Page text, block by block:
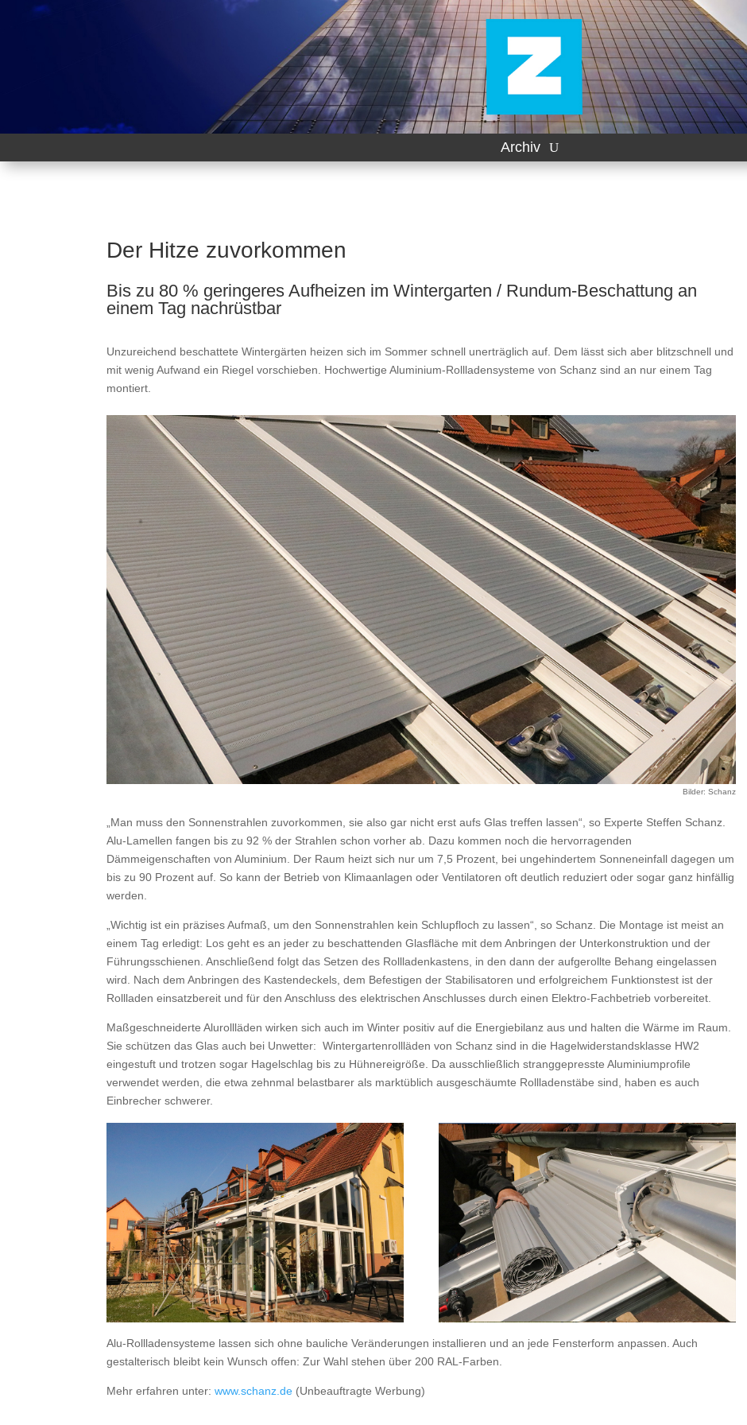
Archiv
Der Hitze zuvorkommen
Bis zu 80 % geringeres Aufheizen im Wintergarten / Rundum-Beschattung an
einem Tag nachrüstbar
Unzureichend beschattete Wintergärten heizen sich im Sommer schnell unerträglich auf. Dem lässt sich aber blitzschnell und
mit wenig Aufwand ein Riegel vorschieben. Hochwertige Aluminium-Rollladensysteme von Schanz sind an nur einem Tag
montiert.
Bilder: Schanz
„Man muss den Sonnenstrahlen zuvorkommen, sie also gar nicht erst aufs Glas treffen lassen“, so Experte Steffen Schanz.
Alu-Lamellen fangen bis zu 92 % der Strahlen schon vorher ab. Dazu kommen noch die hervorragenden
Dämmeigenschaften von Aluminium. Der Raum heizt sich nur um 7,5 Prozent, bei ungehindertem Sonneneinfall dagegen um
bis zu 90 Prozent auf. So kann der Betrieb von Klimaanlagen oder Ventilatoren oft deutlich reduziert oder sogar ganz hinfällig
werden.
„Wichtig ist ein präzises Aufmaß, um den Sonnenstrahlen kein Schlupfloch zu lassen“, so Schanz. Die Montage ist meist an
einem Tag erledigt: Los geht es an jeder zu beschattenden Glasfläche mit dem Anbringen der Unterkonstruktion und der
Führungsschienen. Anschließend folgt das Setzen des Rollladenkastens, in den dann der aufgerollte Behang eingelassen
wird. Nach dem Anbringen des Kastendeckels, dem Befestigen der Stabilisatoren und erfolgreichem Funktionstest ist der
Rollladen einsatzbereit und für den Anschluss des elektrischen Anschlusses durch einen Elektro-Fachbetrieb vorbereitet.
Maßgeschneiderte Alurollläden wirken sich auch im Winter positiv auf die Energiebilanz aus und halten die Wärme im Raum.
Sie schützen das Glas auch bei Unwetter: Wintergartenrollläden von Schanz sind in die Hagelwiderstandsklasse HW2
eingestuft und trotzen sogar Hagelschlag bis zu Hühnereigröße. Da ausschließlich stranggepresste Aluminiumprofile
verwendet werden, die etwa zehnmal belastbarer als marktüblich ausgeschäumte Rollladenstäbe sind, haben es auch
Einbrecher schwerer.
Alu-Rollladensysteme lassen sich ohne bauliche Veränderungen installieren und an jede Fensterform anpassen. Auch
gestalterisch bleibt kein Wunsch offen: Zur Wahl stehen über 200 RAL-Farben.
Mehr erfahren unter:www.schanz.de (Unbeauftragte Werbung)